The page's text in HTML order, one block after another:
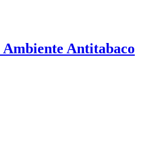
Antitabaco